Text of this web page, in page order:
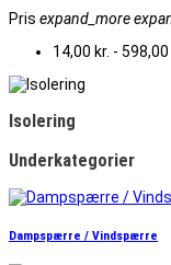
Pris expand_more
14,00 kr. - 598,00
Isolering
Underkategorier
Dampspærre / Vindspærre